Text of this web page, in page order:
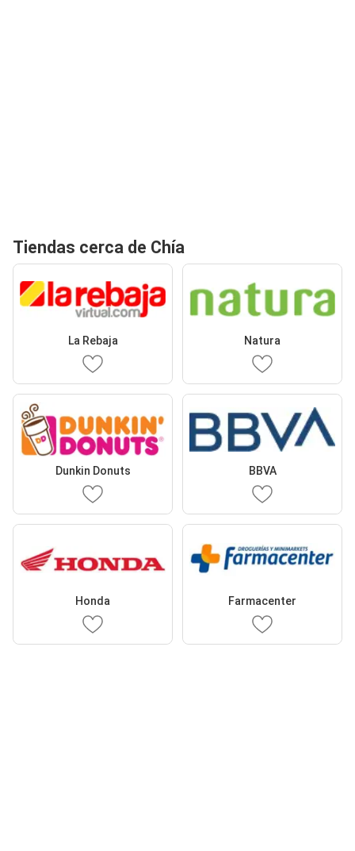
Tiendas cerca de Chía
La Rebaja Natura
Dunkin Donuts BBVA
Honda Farmacenter